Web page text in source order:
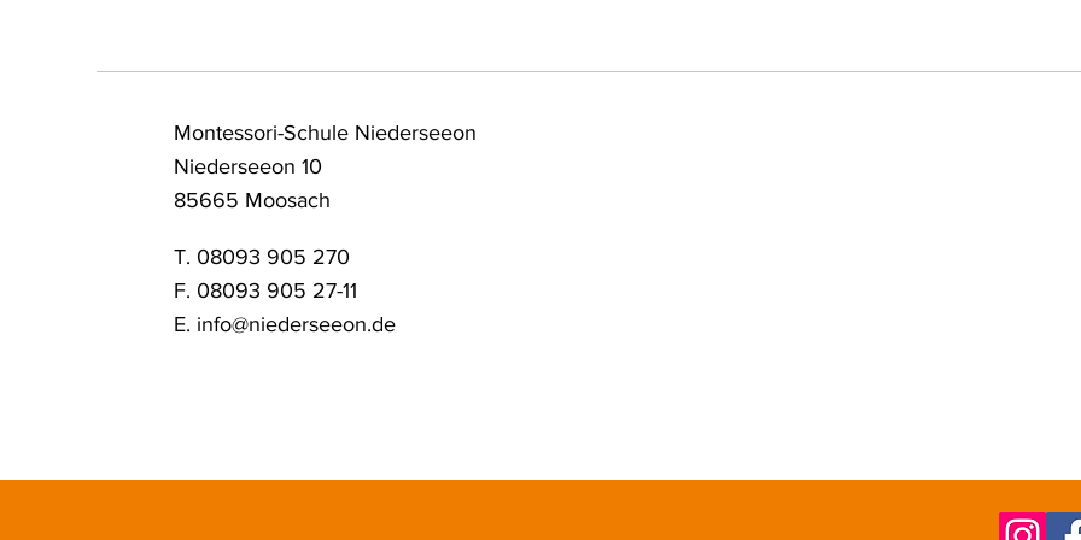
Montessori-Schule Niederseeon
Niederseeon 10
85665 Moosach
T. 08093 905 270
F. 08093 905 27-11
E. info@niederseeon.de